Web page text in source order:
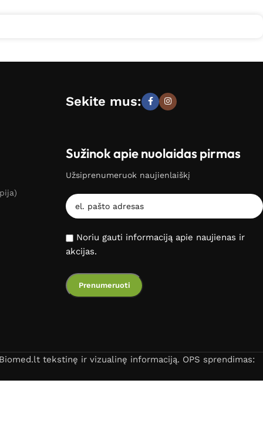
Sekite mus:
Sužinok apie nuolaidas pirmas
Užsiprenumeruok naujienlaiškį
Noriu gauti informaciją apie naujienas ir
akcijas.
tekstinę ir vizualinę informaciją. OPS sprendimas: